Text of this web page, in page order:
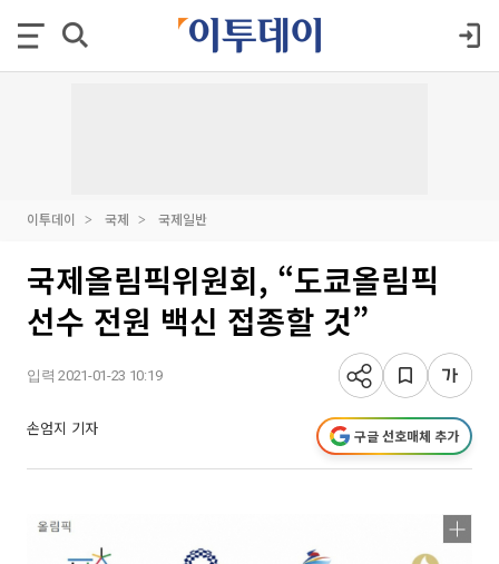
이투데이 국제 국제일반
국제올림픽위원회, “도쿄올림픽
선수 전원 백신 접종할 것”
입력 2021-01-23 10:19
손엄지 기자 구글 선호매체 추가